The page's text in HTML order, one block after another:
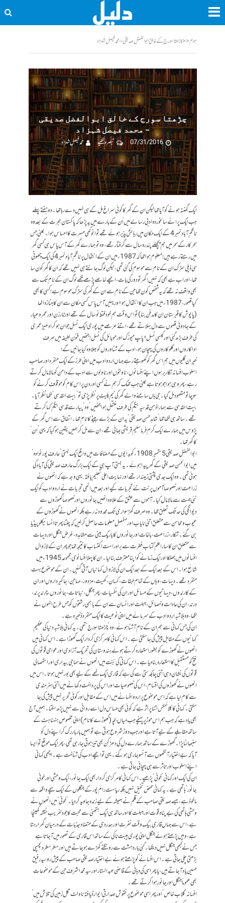
ہوم<<چڑھتا سورج کے خالق ابوالفضل صدیقی – محمد فیصل شہزاد
چڑھتا سورج کے خالق ابوالفضل صدیقی
– محمد فیصل شہزاد
07/31/2016
تبصرہ لکھیے محمد فیصل شہزاد
ایک گھنٹہ ہونے کو آیا تھا لیکن ان کے گھر کا کوئی سراغ مل کے ہی نہیں دے رہا تھا۔ دو ہفتے پہلے
جب ایک پرانے سالخوردہ ادبی رسالے میں اُن کے بارے میں یہ پڑھا کہ پاکستان ہجرت کے بعد وہ
ناظم آباد نمبر 4 کے ایک مکان میں رہائش پذیر ہوئے تھے تو انوکھی مسرت کا احساس ہوا۔ یعنی جس
سحرکار کے سحر میں ہم پچھلے پندرہ سال سے گرفتار تھے، وہ تو ہمارے گھر کے آس پاس ہی کسی گھر
میں رہتے رہے ہیں! معلوم ہوا تھا کہ 1987ء میں ان کے انتقال پر ناظم آباد نمبر 4 کی ایک چھوٹی
سی ذیلی سڑک ان کے نام سے موسوم کی گئی تھی، لیکن لوگ جانتے ہی نہیں تھے کہ ان کا گھر کون سا
تھا، اور اب ہے بھی کہ نہیں! گھر تو دور کی بات، اچھے خاصے پڑھے لکھے لوگ ان کے نام تک سے
بھی واقف نہ تھے کہ یہ شخص کون تھا جن کے نام سے ان کے گھر کی سڑک موسوم ہے! کسی کا بھی
کیا قصور، 1987ء میں جب ان کا انتقال ہوا اور یہیں آس پاس کسی مکان سے ان کا جنازہ اٹھا
(پاپوش کا قبرستان ان کا مدفن بنا) تو اس وقت ہم خود فقط نو سال کے تھے اور ٹارزن اور عمروعیار
کے جادوئی قصوں سے دل بہلاتے تھے، اتنے عرصے میں پوری ایک نسل جوان ہو کر ادھیڑ عمری
کی طرف بڑھ گئی اور کیسی نسل؟ پاپ میوزک اور موبائل کی نسل! جنھیں فنونِ لطیفہ میں صرف
اداکاروں اور گلوکاروں کی پہچان ہو، ادب کے شناوروں کو بھلا وہ کیا جانیں گے!
خیر ان گلیوں میں ہم اس گھر کو کھوجتے رہے جہاں اردو ادب میں اپنی طرز کے ایک منفرد اور صاحبِ
اسلوب افسانہ نگار برسوں اپنے افسانوں، ناولٹوں اور ناولوں سے ادب کے دامن کو مالامال کرتے
رہے، پھر وہی ہوا جو ہوتا ہے یعنی جب تھک کر ہم نے کسی اور دن پر اس کام کو موقوف کرنے کو
سوچا تو مقصود مل گیا۔ جی ہاں سامنے والے گھر کی نیم پلیٹ پر نظر پڑی تو ’بیت القدسی‘ لکھا نظر آیا۔
بیت القدسی سے ہمارا ذہن قدسیہ بیگم کی طرف منتقل ہوا جنھیں’وہ‘ پیار سے قدسی بیگم کہا کرتے
تھے۔ ساتھ ہی لکھا تھا’ شاہد حسن صدیقی‘ یہ ان کے بڑے بیٹے کا نام تھا۔ اتفاق سے اس گھر کے
پڑوس میں ہمارے ایک کرم فرما سلیم قریشی بھائی تھے، ان سے مل کر ہمیں یقین ہو گیا کہ یہی’ ان‘
کا گھر تھا۔
ابوالفضل صدیقی 5 ستمبر 1908ء کو بدایوں کے مضافات میں واقع ایک بستی ’عارف پور نوادہ‘
میں ابوالحسن صدیقی کے گھر پیدا ہوئے۔ یہ بستی آپ ہی کے ایک بزرگ عارف صدیقی کی آباد کی
ہوئی تھی۔ وہ ایک جدی پشتی زمیندار تھے اور نہایت اعلیٰ تعلیم یافتہ. یہی وجہ ہے کہ انھوں نے
زراعت اور خصوصاً آموں پر نت نئے تجربات کیے اور بعد میں انھی تجربات نے اردو ادب کو ایک
نئی جہت سے مالامال کیا۔ آموں سے عشق کے علاوہ انھیں جانوروں اور خصوصاً گھوڑوں سے
دیوانگی کی حد تک تعلق تھا۔ وہ صرف گھڑ سواری تک محدود نہ رہے بلکہ انھوں نے گھوڑوں کے
عیوب و محاسن سے متعلق اتنی نایاب اور مفصل معلومات حاصل کر لیں کہ چلتا پھرتا انسائیکلو پیڈیا
بن گئے۔ شکار، زراعت، باغات اور جانوروں کا باریک بینی سے مشاہدہ، غرض جنگل اور دیہات
سے متعلق ان کا سارا علم کتابِ فطرت سے براہِ راست اکتساب کا نتیجہ تھا جو پھر ان کے لازوال
افسانوں میں جھلکا اور ایک زمانے کو اپنا معترف بنا لیا۔ ان کا پہلا افسانوی مجموعہ 1945ءمیں
شائع ہوا۔ اس کے بعد ایک کے بعد ایک ان کی لازوال کہانیاں آتی گئیں۔ ان کے موضوع بہت
منفرد تھے۔ دیہات، وہاں کے تمام طبقات، کسان، کھیت، مزدور، مہاجن، جاگیرداروں اور ان
کے کارندوں، دیہاتیوں کے مسائل اور ان کی نفسیات، پھر جنگل، نباتات، جانوروں، چرند پرند،
درند، ان کی عادات و خصائل، جبلت اور انسان سے ان کے باہمی رشتوں کو جس طرح انہوں نے
لکھا، وہ بلاشبہ اردو ادب کے سرمائے میں اپنی نوعیت کا ایک منفرد ذخیرہ ہے۔
ان کی جس کہانی سے ہم ان کے نام آشنا ہوئے، وہ ’چڑھتا سورج‘ تھی۔ یہ کہانی بلاشبہ دنیا کی عظیم
کہانیوں کے مقابل پیش کی جا سکتی ہے۔ اس کہانی کا مرکزی کردار ایک گھوڑا ہے۔ اس کہانی میں
انھوں نے گھوڑے کو بطور استعارہ کرتے ہوئے ہندوستان کی تحریک آزادی اور عوامی قوتوں کی
فتح کو مستقبل کا استعارہ بنا دیا ہے۔ اس کہانی کی بُنت میں انھوں نے سماجی بیداری اور استحصالی
قوتوں کی نشان دہی اتنی چابکدستی سے کی ہے کہ قاری ایک لمحے کے لیے بھی بور نہیں ہوتا۔ اس میں
انھوں نے گھوڑوں کی اقسام، اس کی خصوصیات اور اس کی پرداخت دکھانے میں اتنی ہنرمندی
سے کام لیا ہے کہ اس موضوع پر اردو افسانے میں اس کے مقابل اور کوئی تحریر نہیں پیش کی جا
سکتی۔ کہانی کا کلائمکس اتنا پراثر ہے کہ کوئی بھی حساس دل اسے روانی سے نہیں پڑھ سکتا۔ ہمیں آج
بھی یاد ہے کہ جب ہم اس موڑ پر پہنچے جب میاں بچّہ (گھوڑے کا نام) اپنی مخصوص ہنہناہٹ کے
ساتھ مقابلے کے لیے آتا ہے اور جب دوڑ شروع ہوتی ہے تو ہمیں بار بار رک کر اپنے دل کو
سنبھالنا پڑا۔ گھوڑے کے ساتھ ہمارے دل کی دھڑکن بھی تیز ہوتی جا رہی تھی، پھر ایک موقع تو ایسا
آیا کہ بےاختیار آنکھوں سے آنسو جاری ہو گئے۔ یہی تو اچھے ادب کی شناخت ہے۔ اچھی کہانی
اپنے اسلوب اور تاثر سے ہی پہچانی جاتی ہے۔
ان کی ایک اور کہانی ’خونی‘ پڑھیے۔اس کہانی کا مرکزی کردار بھی ایک جانور، ایک وحشی اور خونی
جانور‘ ہاتھی ہے۔ یہ کہانی محض تخیل نہیں بلکہ ریاست رام پور کے جنگلوں کے ایک سچے واقعہ سے
ماخوذ ہے، جسے صدیقی صاحب کے قلم نے ہمیشہ کے لیے زندہ جاوید کر دیا۔ ’خونی‘ میں انھوں نے
وحشی ہاتھی کی بے پناہ قوت اور جبلت کا اور ساتھ ہی ایک ہتھنی سے محبت کا جو دلفریب نقشہ کھینچا
ہے، اس سے جہاں قاری بیک وقت نفرت اور ہمدردی کے متضاد جذبات کے درمیان گھرا رہتا
ہے، وہیں پڑھتے ہوئے جنگل اپنی پوری ہیبت ناکی کے ساتھ اس قاری کے تصور میں آجاتا ہے
جس نے کبھی جنگل نہیں دیکھا۔ کئی بار دہشت سے رونگٹے کھڑے ہو جاتے ہیں اور سطر سطر دلچسپی
بڑھتی چلی جاتی ہے۔ اس افسانے کو پڑھتے ہوئے بےاختیار صدیقی صاحب کے پیش رو سید رفیق
حسین یاد آ جاتے ہیں، یا پھر اسی کی دہائی کے قاضی عبدالستار اور سید محمد اشرف جن کے موضوعات
بھی عموماً جنگل اور جانور ہوا کرتے تھے۔
افسانہ’ گلاب خاص‘ اور پھر اسی موضوع پر نقوش صدارتی ایوارڈ یافتہ ناولٹ’ گل زمین کی تلاش میں‘